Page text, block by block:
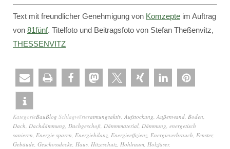
Text mit freundlicher Genehmigung von Komzepte im Auftrag
von 81fünf. Titelfoto und Beitragsfoto von Stefan Theßenvitz,
THESSENVITZ
KategorieBauBlog Schlagwörteratmungsaktiv, Aufstockung, Außenwand, Boden,
Dach, Dachdämmung, Dachgeschoß, Dämmmaterial, Dämmung, energetisch
sanieren, Energie sparen, Energiebilanz, Energieeffizienz, Energieverbrauch, Fenster,
Gebäude, Geschossdecke, Haus, Hitzeschutz, Hohlraum, Holzfaser,